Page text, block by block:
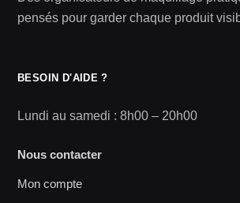
pensés pour garder chaque produit
BESOIN D'AIDE ?
Lundi au samedi : 8h00 – 20h00
Nous contacter
Mon compte